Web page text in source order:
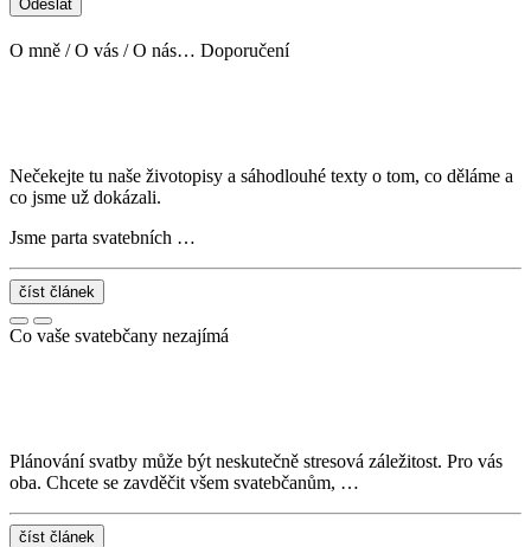
O mně / O vás / O nás… Doporučení
Nečekejte tu naše životopisy a sáhodlouhé texty o tom, co děláme a
co jsme už dokázali.
Jsme parta svatebních …
číst článek
Co vaše svatebčany nezajímá
Plánování svatby může být neskutečně stresová záležitost. Pro vás
oba. Chcete se zavděčit všem svatebčanům, …
číst článek